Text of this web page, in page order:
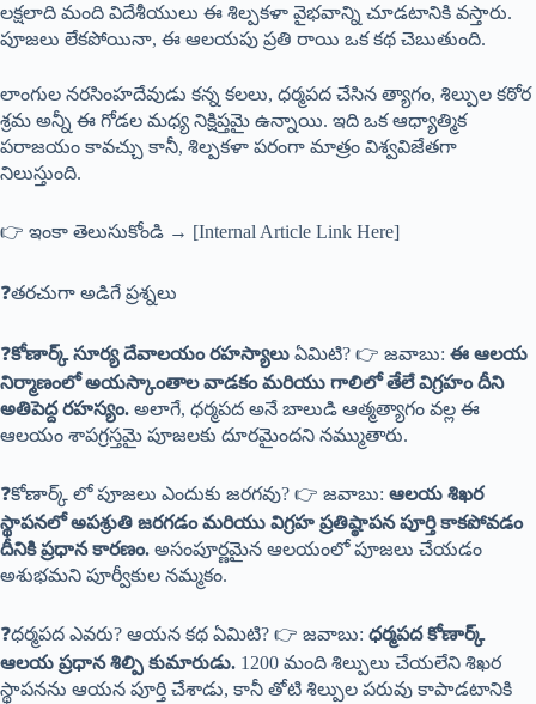
లక్షలాది మంది విదేశీయులు ఈ శిల్పకళా వైభవాన్ని చూడటానికి వస్తారు.
పూజలు లేకపోయినా, ఈ ఆలయపు ప్రతి రాయి ఒక కథ చెబుతుంది.
లాంగుల నరసింహదేవుడు కన్న కలలు, ధర్మపద చేసిన త్యాగం, శిల్పుల కఠోర
శ్రమ అన్నీ ఈ గోడల మధ్య నిక్షిప్తమై ఉన్నాయి. ఇది ఒక ఆధ్యాత్మిక
పరాజయం కావచ్చు కానీ, శిల్పకళా పరంగా మాత్రం విశ్వవిజేతగా
నిలుస్తుంది.
👉 ఇంకా తెలుసుకోండి → [Internal Article Link Here]
❓తరచుగా అడిగే ప్రశ్నలు
❓కోణార్క్ సూర్య దేవాలయం రహస్యాలు ఏమిటి? 👉 జవాబు: ఈ ఆలయ
నిర్మాణంలో అయస్కాంతాల వాడకం మరియు గాలిలో తేలే విగ్రహం దీని
అతిపెద్ద రహస్యం. అలాగే, ధర్మపద అనే బాలుడి ఆత్మత్యాగం వల్ల ఈ
ఆలయం శాపగ్రస్తమై పూజలకు దూరమైందని నమ్ముతారు.
❓కోణార్క్ లో పూజలు ఎందుకు జరగవు? 👉 జవాబు: ఆలయ శిఖర
స్థాపనలో అపశ్రుతి జరగడం మరియు విగ్రహ ప్రతిష్ఠాపన పూర్తి కాకపోవడం
దీనికి ప్రధాన కారణం. అసంపూర్ణమైన ఆలయంలో పూజలు చేయడం
అశుభమని పూర్వీకుల నమ్మకం.
❓ధర్మపద ఎవరు? ఆయన కథ ఏమిటి? 👉 జవాబు: ధర్మపద కోణార్క్
ఆలయ ప్రధాన శిల్పి కుమారుడు. 1200 మంది శిల్పులు చేయలేని శిఖర
స్థాపనను ఆయన పూర్తి చేశాడు, కానీ తోటి శిల్పుల పరువు కాపాడటానికి